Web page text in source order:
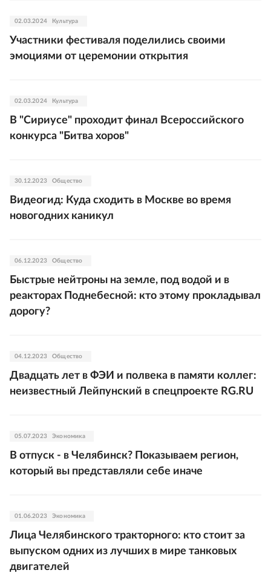
02.03.2024 Культура
Участники фестиваля поделились своими
эмоциями от церемонии открытия
02.03.2024 Культура
В "Сириусе" проходит финал Всероссийского
конкурса "Битва хоров"
30.12.2023 Общество
Видеогид: Куда сходить в Москве во время
новогодних каникул
06.12.2023 Общество
Быстрые нейтроны на земле, под водой и в
реакторах Поднебесной: кто этому прокладывал
дорогу?
04.12.2023 Общество
Двадцать лет в ФЭИ и полвека в памяти коллег:
неизвестный Лейпунский в спецпроекте RG.RU
05.07.2023 Экономика
В отпуск - в Челябинск? Показываем регион,
который вы представляли себе иначе
01.06.2023 Экономика
Лица Челябинского тракторного: кто стоит за
выпуском одних из лучших в мире танковых
двигателей